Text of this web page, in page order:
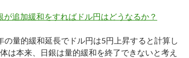
が追加緩和をすればドル円はどうなるか？
の量的緩和延長でドル円は5円上昇すると計算し
は本来、日銀は量的緩和を終了できないと考え